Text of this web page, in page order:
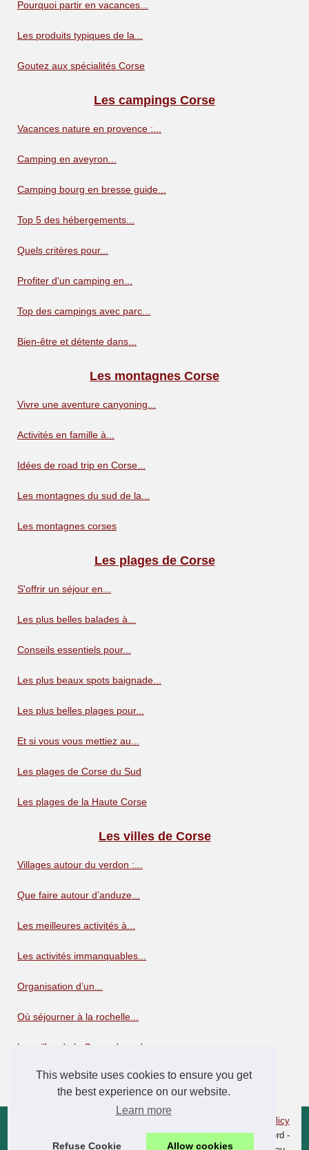
This website uses cookies to ensure you get
the best experience on our website.
Learn more
Refuse Cookie Allow cookies
Pourquoi partir en vacances...
Les produits typiques de la...
Goutez aux spécialités Corse
Les campings Corse
Vacances nature en provence :...
Camping en aveyron...
Camping bourg en bresse guide...
Top 5 des hébergements...
Quels critères pour...
Profiter d'un camping en...
Top des campings avec parc...
Bien-être et détente dans...
Les montagnes Corse
Vivre une aventure canyoning...
Activités en famille à...
Idées de road trip en Corse...
Les montagnes du sud de la...
Les montagnes corses
Les plages de Corse
S'offrir un séjour en...
Les plus belles balades à...
Conseils essentiels pour...
Les plus beaux spots baignade...
Les plus belles plages pour...
Et si vous vous mettiez au...
Les plages de Corse du Sud
Les plages de la Haute Corse
Les villes de Corse
Villages autour du verdon :...
Que faire autour d’anduze...
Les meilleures activités à...
Les activités immanquables...
Organisation d’un...
Où séjourner à la rochelle...
Les villes de la Corse du sud
Villes de Haute Corse
Cookies Policy
Camping Corse - Camping Corse du Sud - Camping Corse du nord -